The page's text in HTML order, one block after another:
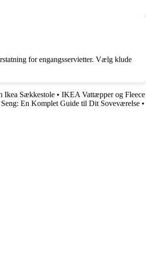
for engangsservietter. Vælg klude
Ikea Sækkestole • IKEA Vattæpper og Fleece
En Komplet Guide til Dit Soveværelse •